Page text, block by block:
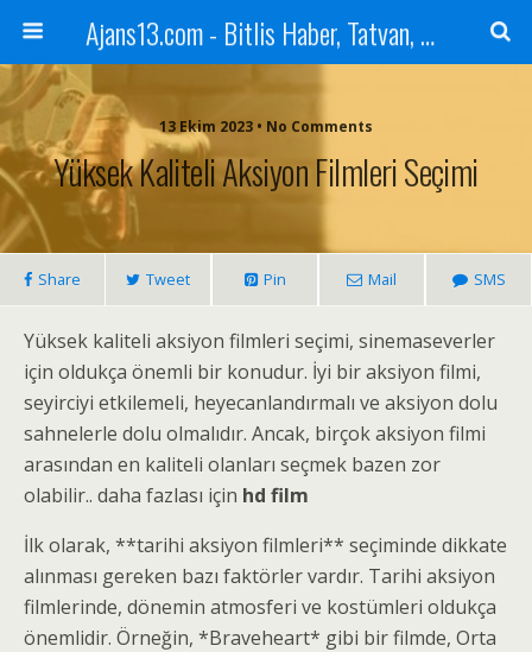
Ajans13.com - Bitlis Haber, Tatvan, Ahlat, Adilcevaz, Mutki, Hizan, Güroymak, Gazete, Ajans, 13, Haber
13 Ekim 2023 • No Comments
Yüksek Kaliteli Aksiyon Filmleri Seçimi
Share Tweet Pin Mail SMS
Yüksek kaliteli aksiyon filmleri seçimi, sinemaseverler
için oldukça önemli bir konudur. İyi bir aksiyon filmi,
seyirciyi etkilemeli, heyecanlandırmalı ve aksiyon dolu
sahnelerle dolu olmalıdır. Ancak, birçok aksiyon filmi
arasından en kaliteli olanları seçmek bazen zor
olabilir.. daha fazlası için hd film
İlk olarak, **tarihi aksiyon filmleri** seçiminde dikkate
alınması gereken bazı faktörler vardır. Tarihi aksiyon
filmlerinde, dönemin atmosferi ve kostümleri oldukça
önemlidir. Örneğin, *Braveheart* gibi bir filmde, Orta